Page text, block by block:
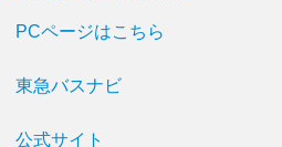
PCページはこちら
東急バスナビ
公式サイト